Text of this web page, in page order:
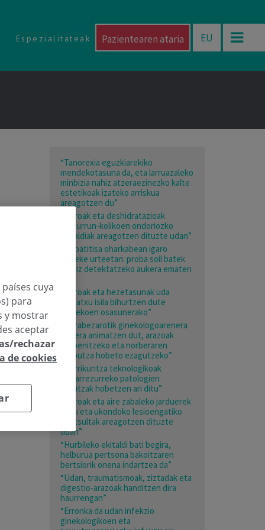
Espezialitateak Pazientearen ataria EU
“Tanorexia eguzkiarekiko
mendekotasuna da, eta larruazaleko
minbizia nahiz atzeraezinezko kalte
estetikoak izateko arriskua
areagotzen du”
“Beroak eta deshidratazioak
giltzurrun-kolikoen ondoriozko
larrialdiak areagotzen dituzte udan”
“Hepatitisa oharkabean igaro
daiteke urteetan: proba soil batek
garaiz detektatzeko aukera ematen
“Beroak eta hezetasunak uda
mehatxu isila bihurtzen dute
adinekoen osasunerako”
“Nerabezarotik ginekologoarenera
joatera animatzen dut, arazoak
prebenitzeko eta norberaren
gorputza hobeto ezagutzeko”
“Berrikuntza teknologikoak
bizkarrezurreko patologien
emaitzak hobetzen ari ditu”
“Beroak eta aire zabaleko jarduerek
esku eta ukondoko lesioengatiko
kontsultak areagotzen dituzte
udan”
“Hurbileko ekitaldi bati begira,
helburua pertsona bakoitzaren
bertsiorik onena indartzea da”
“Udan, traumatismoak, ziztadak eta
digestio-arazoak handitzen dira
haurrengan”
“Erronka da udan infekzio
ginekologikoen eta
cuya
para
y mostrar
aceptar
rechazar
de cookies